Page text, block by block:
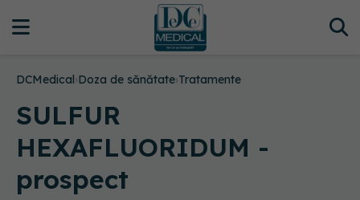
DCMedical›Doza de sănătate›Tratamente
SULFUR
HEXAFLUORIDUM -
prospect